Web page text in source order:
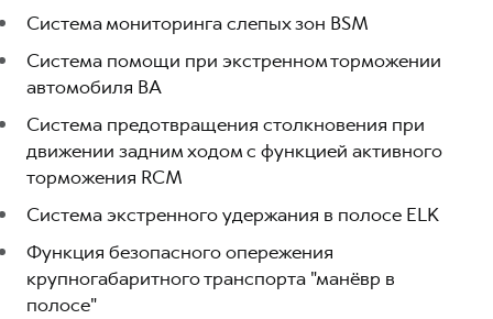
Cистема мониторинга слепых зон BSM
Система помощи при экстренном торможении
автомобиля BA
Система предотвращения столкновения при
движении задним ходом с функцией активного
торможения RCM
Система экстренного удержания в полосе ELK
Функция безопасного опережения
крупногабаритного транспорта "манёвр в
полосе"